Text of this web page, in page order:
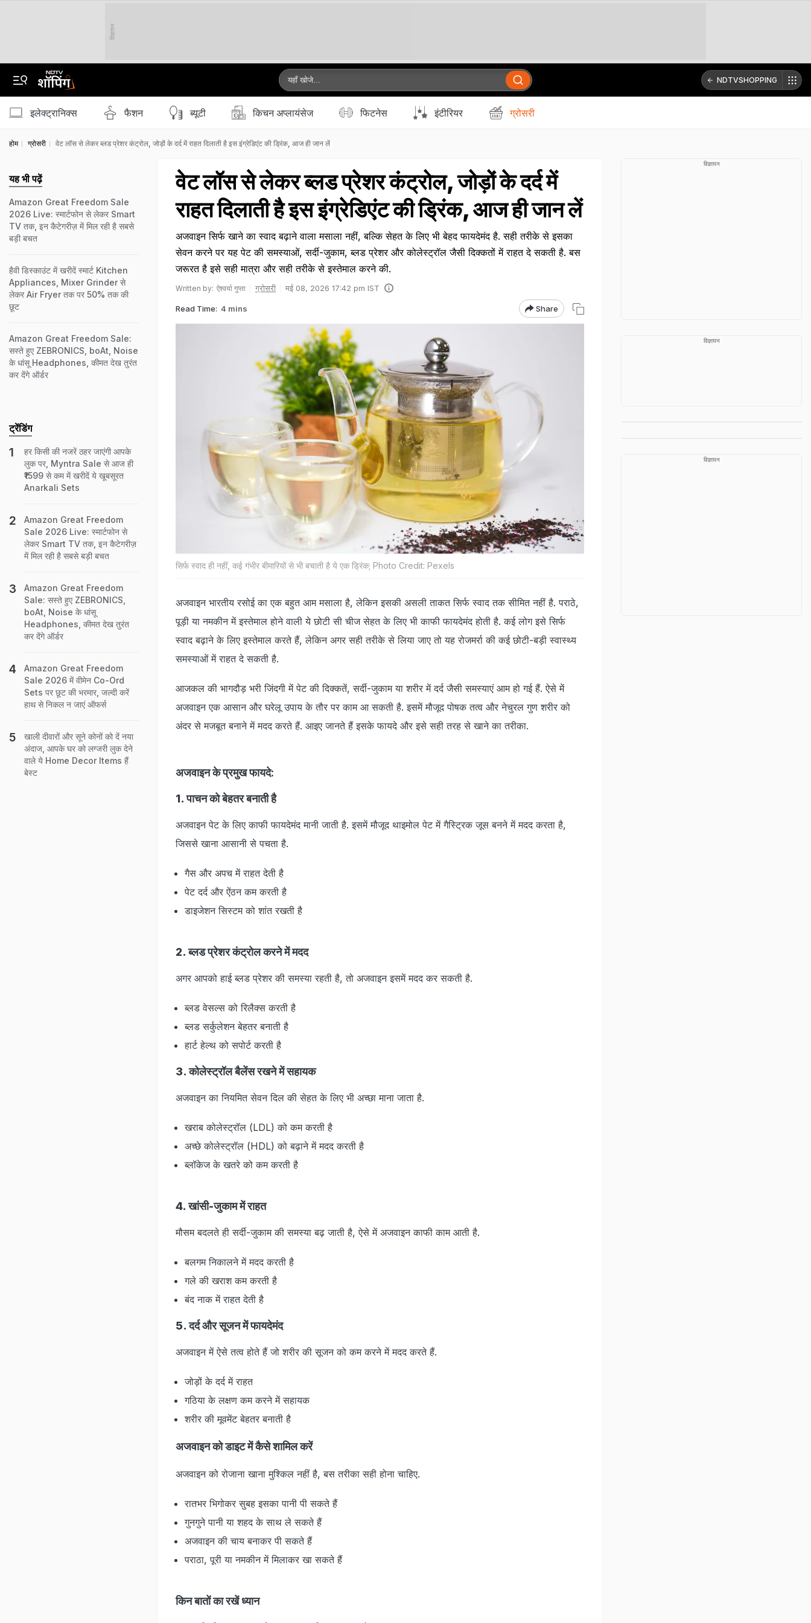
विज्ञापन
NDTVSHOPPING
इलेक्ट्रानिक्स फैशन ब्‍यूटी किचन अप्लायंसेज फिटनेस इंटीरियर ग्रोसरी
होम ग्रोसरी वेट लॉस से लेकर ब्लड प्रेशर कंट्रोल, जोड़ों के दर्द में राहत दिलाती है इस इंग्रेडिएंट की ड्रिंक, आज ही जान लें
वेट लॉस से लेकर ब्लड प्रेशर कंट्रोल, जोड़ों के दर्द में
राहत दिलाती है इस इंग्रेडिएंट की ड्रिंक, आज ही जान लें
अजवाइन सिर्फ खाने का स्वाद बढ़ाने वाला मसाला नहीं, बल्कि सेहत के लिए भी बेहद फायदेमंद है. सही तरीके से इसका
सेवन करने पर यह पेट की समस्याओं, सर्दी-जुकाम, ब्लड प्रेशर और कोलेस्ट्रॉल जैसी दिक्कतों में राहत दे सकती है. बस
जरूरत है इसे सही मात्रा और सही तरीके से इस्तेमाल करने की.
Written by: ऐश्वर्या गुप्ता ग्रोसरी मई 08, 2026 17:42 pm IST
Read Time: 4 mins Share
सिर्फ स्वाद ही नहीं, कई गंभीर बीमारियों से भी बचाती है ये एक ड्रिंक; Photo Credit: Pexels
अजवाइन भारतीय रसोई का एक बहुत आम मसाला है, लेकिन इसकी असली ताकत सिर्फ स्वाद तक सीमित नहीं है. पराठे,
पूड़ी या नमकीन में इस्तेमाल होने वाली ये छोटी सी चीज सेहत के लिए भी काफी फायदेमंद होती है. कई लोग इसे सिर्फ
स्वाद बढ़ाने के लिए इस्तेमाल करते हैं, लेकिन अगर सही तरीके से लिया जाए तो यह रोजमर्रा की कई छोटी-बड़ी स्वास्थ्य
समस्याओं में राहत दे सकती है.
आजकल की भागदौड़ भरी जिंदगी में पेट की दिक्कतें, सर्दी-जुकाम या शरीर में दर्द जैसी समस्याएं आम हो गई हैं. ऐसे में
अजवाइन एक आसान और घरेलू उपाय के तौर पर काम आ सकती है. इसमें मौजूद पोषक तत्व और नेचुरल गुण शरीर को
अंदर से मजबूत बनाने में मदद करते हैं. आइए जानते हैं इसके फायदे और इसे सही तरह से खाने का तरीका.
अजवाइन के प्रमुख फायदे:
1. पाचन को बेहतर बनाती है
अजवाइन पेट के लिए काफी फायदेमंद मानी जाती है. इसमें मौजूद थाइमोल पेट में गैस्ट्रिक जूस बनने में मदद करता है,
जिससे खाना आसानी से पचता है.
गैस और अपच में राहत देती है
पेट दर्द और ऐंठन कम करती है
डाइजेशन सिस्टम को शांत रखती है
2. ब्लड प्रेशर कंट्रोल करने में मदद
अगर आपको हाई ब्लड प्रेशर की समस्या रहती है, तो अजवाइन इसमें मदद कर सकती है.
ब्लड वेसल्स को रिलैक्स करती है
ब्लड सर्कुलेशन बेहतर बनाती है
हार्ट हेल्थ को सपोर्ट करती है
3. कोलेस्ट्रॉल बैलेंस रखने में सहायक
अजवाइन का नियमित सेवन दिल की सेहत के लिए भी अच्छा माना जाता है.
खराब कोलेस्ट्रॉल (LDL) को कम करती है
अच्छे कोलेस्ट्रॉल (HDL) को बढ़ाने में मदद करती है
ब्लॉकेज के खतरे को कम करती है
4. खांसी-जुकाम में राहत
मौसम बदलते ही सर्दी-जुकाम की समस्या बढ़ जाती है, ऐसे में अजवाइन काफी काम आती है.
बलगम निकालने में मदद करती है
गले की खराश कम करती है
बंद नाक में राहत देती है
5. दर्द और सूजन में फायदेमंद
अजवाइन में ऐसे तत्व होते हैं जो शरीर की सूजन को कम करने में मदद करते हैं.
जोड़ों के दर्द में राहत
गठिया के लक्षण कम करने में सहायक
शरीर की मूवमेंट बेहतर बनाती है
अजवाइन को डाइट में कैसे शामिल करें
अजवाइन को रोजाना खाना मुश्किल नहीं है, बस तरीका सही होना चाहिए.
रातभर भिगोकर सुबह इसका पानी पी सकते हैं
गुनगुने पानी या शहद के साथ ले सकते हैं
अजवाइन की चाय बनाकर पी सकते हैं
पराठा, पूरी या नमकीन में मिलाकर खा सकते हैं
किन बातों का रखें ध्यान
यह भी पढ़ें
Amazon Great Freedom Sale
2026 Live: स्मार्टफोन से लेकर Smart
TV तक, इन कैटेगरीज़ में मिल रही है सबसे
बड़ी बचत
हैवी डिस्काउंट में खरीदें स्मार्ट Kitchen
Appliances, Mixer Grinder से
लेकर Air Fryer तक पर 50% तक की
छूट
Amazon Great Freedom Sale:
सस्ते हुए ZEBRONICS, boAt, Noise
के धांसू Headphones, कीमत देख तुरंत
कर देंगे ऑर्डर
ट्रेंडिंग
हर किसी की नजरें ठहर जाएंगी आपके
लुक पर, Myntra Sale से आज ही
₹1599 से कम में खरीदें ये खूबसूरत
Anarkali Sets
Amazon Great Freedom
Sale 2026 Live: स्मार्टफोन से
लेकर Smart TV तक, इन कैटेगरीज़
में मिल रही है सबसे बड़ी बचत
Amazon Great Freedom
Sale: सस्ते हुए ZEBRONICS,
boAt, Noise के धांसू
Headphones, कीमत देख तुरंत
कर देंगे ऑर्डर
Amazon Great Freedom
Sale 2026 में वीमेन Co-Ord
Sets पर छूट की भरमार, जल्दी करें
हाथ से निकल न जाएं ऑफर्स
खाली दीवारों और सूने कोनों को दें नया
अंदाज, आपके घर को लग्जरी लुक देने
वाले ये Home Decor Items हैं
बेस्ट
विज्ञापन
विज्ञापन
विज्ञापन